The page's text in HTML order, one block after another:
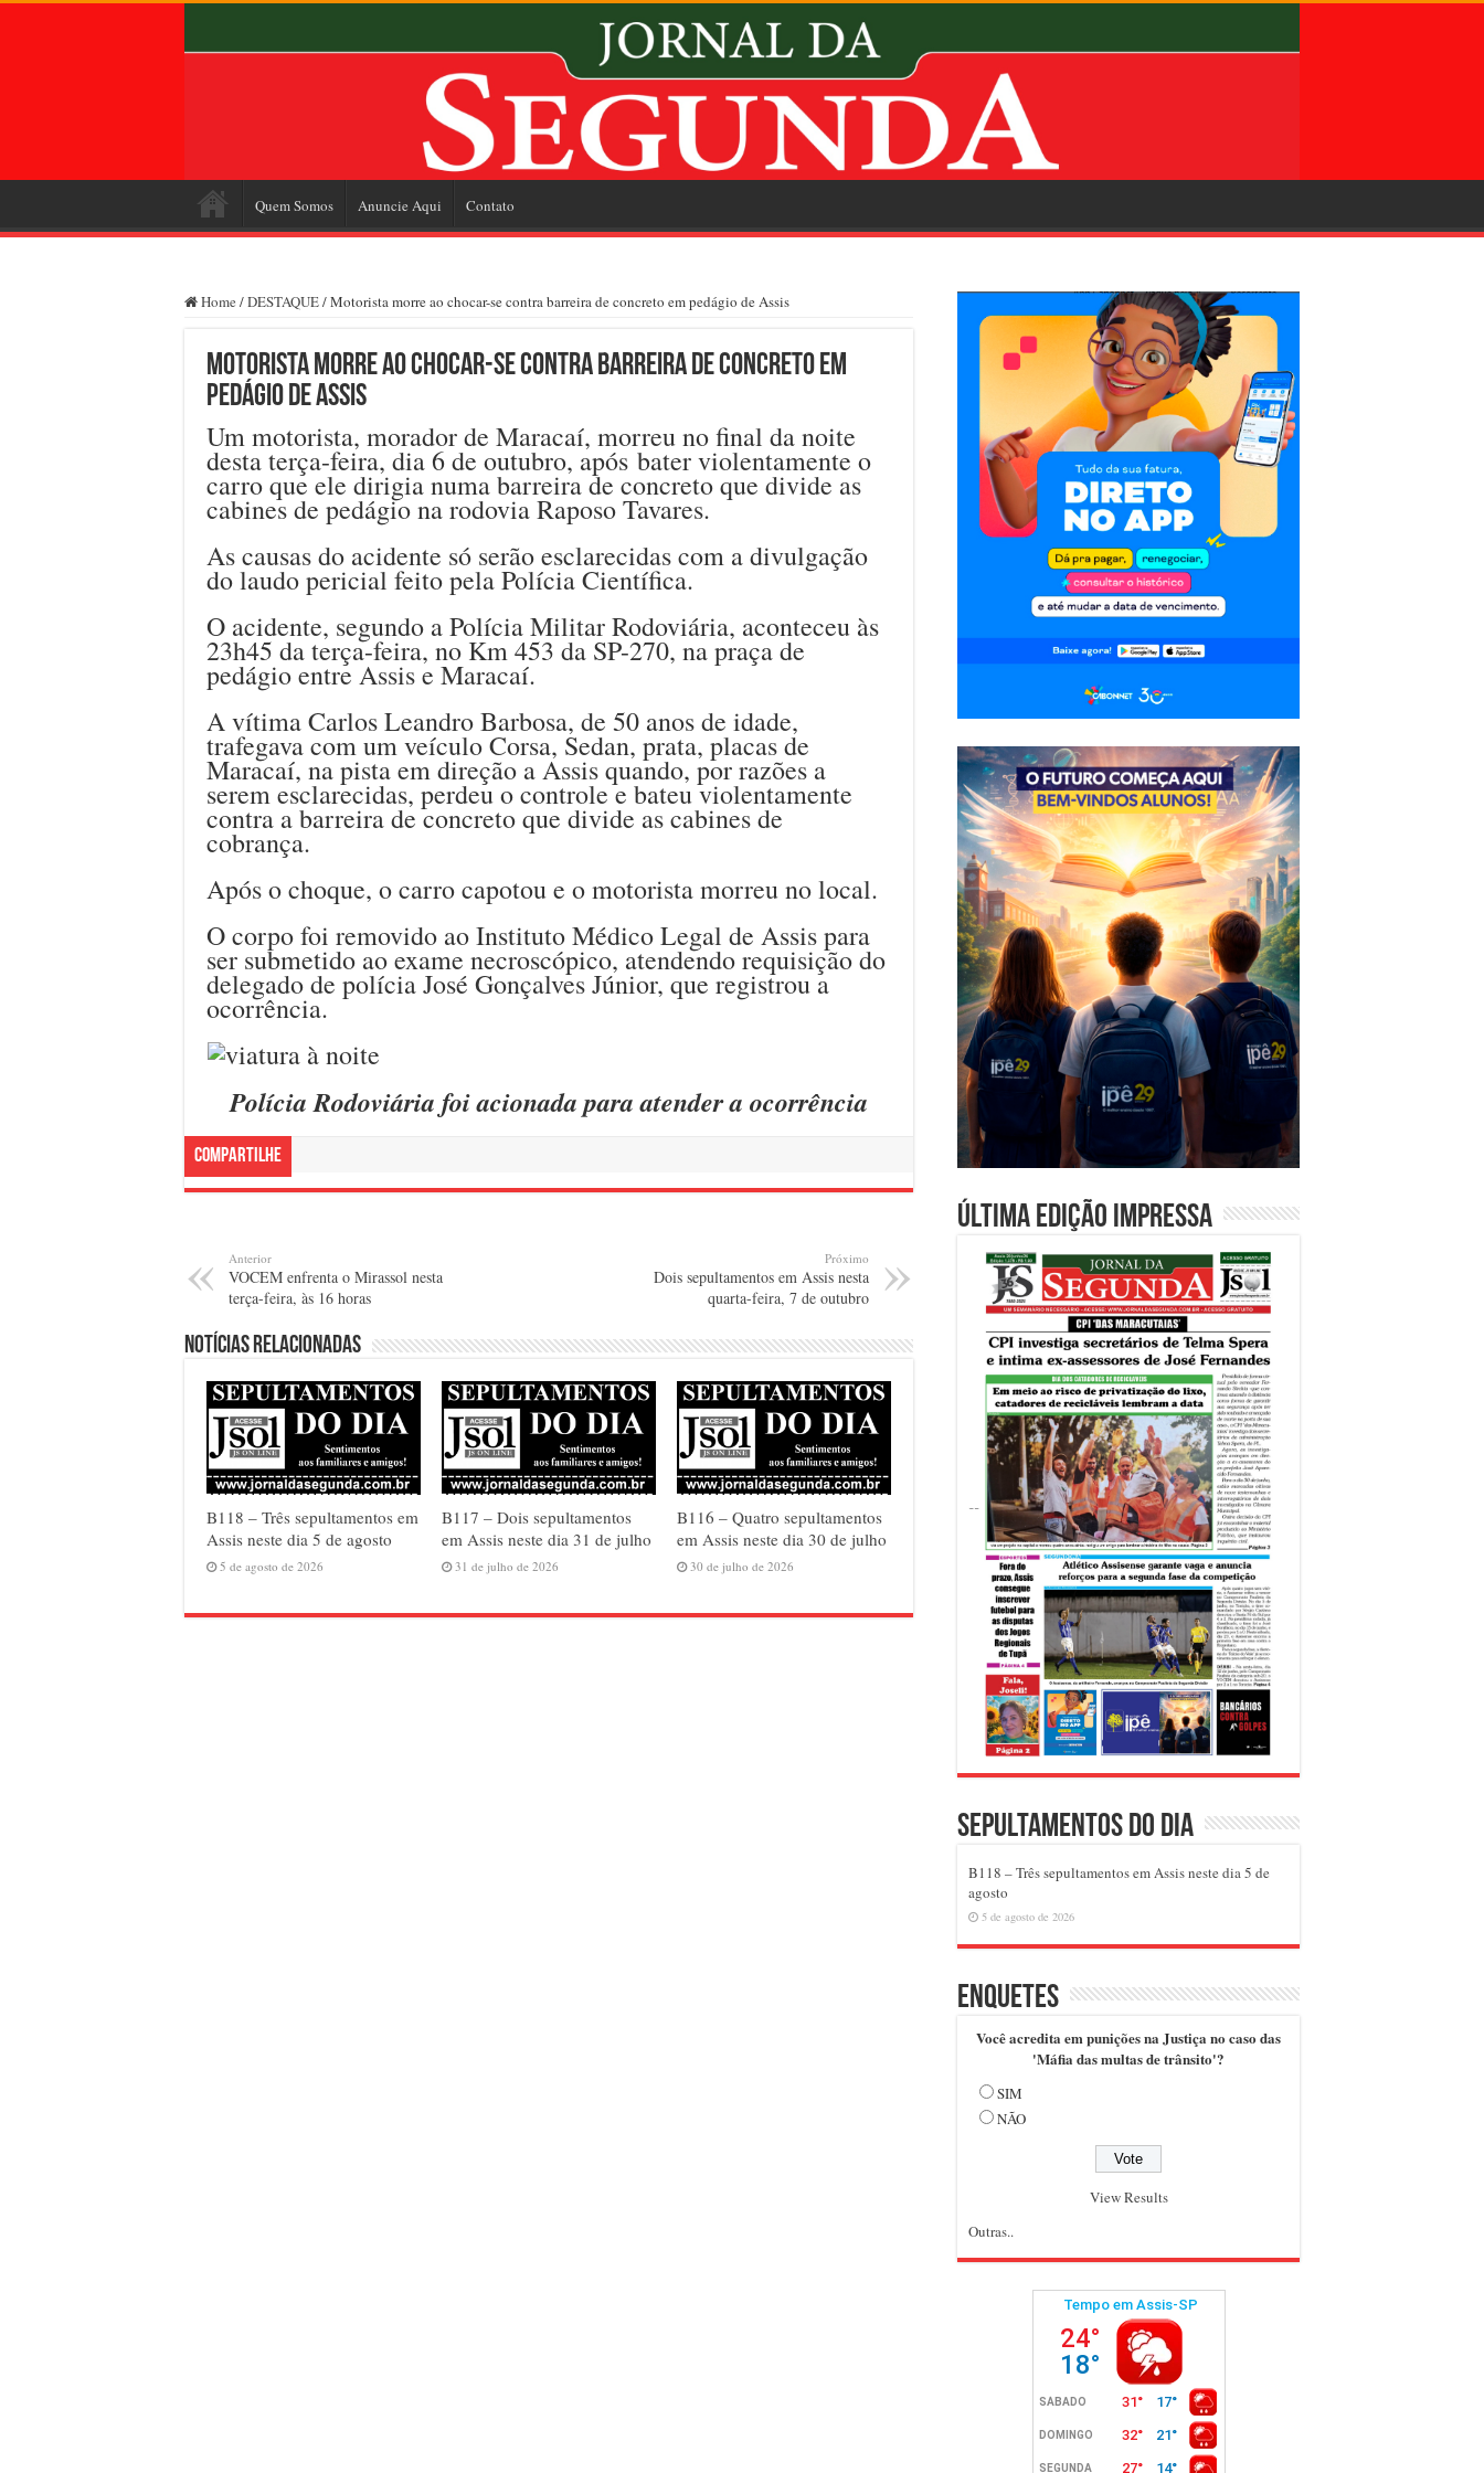
Quem Somos Anuncie Aqui Contato
Home /DESTAQUE/Motorista morre ao chocar-se contra barreira de concreto em pedágio de Assis
Motorista morre ao chocar-se contra barreira de concreto em
pedágio de Assis
Um motorista, morador de Maracaí, morreu no final da noite
desta terça-feira, dia 6 de outubro, após bater violentamente o
carro que ele dirigia numa barreira de concreto que divide as
cabines de pedágio na rodovia Raposo Tavares.
As causas do acidente só serão esclarecidas com a divulgação
do laudo pericial feito pela Polícia Científica.
O acidente, segundo a Polícia Militar Rodoviária, aconteceu às
23h45 da terça-feira, no Km 453 da SP-270, na praça de
pedágio entre Assis e Maracaí.
A vítima Carlos Leandro Barbosa, de 50 anos de idade,
trafegava com um veículo Corsa, Sedan, prata, placas de
Maracaí, na pista em direção a Assis quando, por razões a
serem esclarecidas, perdeu o controle e bateu violentamente
contra a barreira de concreto que divide as cabines de
cobrança.
Após o choque, o carro capotou e o motorista morreu no local.
O corpo foi removido ao Instituto Médico Legal de Assis para
ser submetido ao exame necroscópico, atendendo requisição do
delegado de polícia José Gonçalves Júnior, que registrou a
ocorrência.
Polícia Rodoviária foi acionada para atender a ocorrência
Compartilhe
Anterior
VOCEM enfrenta o Mirassol nesta
terça-feira, às 16 horas
Próximo
Dois sepultamentos em Assis nesta
quarta-feira, 7 de outubro
Notícias relacionadas
B118 – Três sepultamentos em
Assis neste dia 5 de agosto
5 de agosto de 2026
B117 – Dois sepultamentos
em Assis neste dia 31 de julho
31 de julho de 2026
B116 – Quatro sepultamentos
em Assis neste dia 30 de julho
30 de julho de 2026
Última edição impressa
Sepultamentos do dia
B118 – Três sepultamentos em Assis neste dia 5 de
agosto
5 de agosto de 2026
Enquetes
Você acredita em punições na Justiça no caso das
'Máfia das multas de trânsito'?
SIM
NÃO
View Results
Outras..